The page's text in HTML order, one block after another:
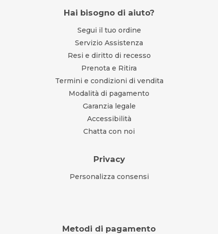
Hai bisogno di aiuto?
Segui il tuo ordine
Servizio Assistenza
Resi e diritto di recesso
Prenota e Ritira
Termini e condizioni di vendita
Modalità di pagamento
Garanzia legale
Accessibilità
Chatta con noi
Privacy
Personalizza consensi
Metodi di pagamento